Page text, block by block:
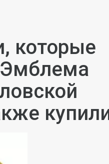
которые